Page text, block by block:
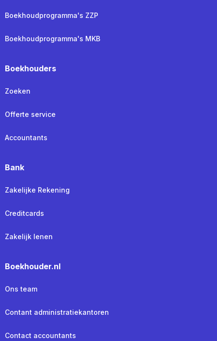
Boekhoudprogramma's ZZP
Boekhoudprogramma's MKB
Boekhouders
Zoeken
Offerte service
Accountants
Bank
Zakelijke Rekening
Creditcards
Zakelijk lenen
Boekhouder.nl
Ons team
Contant administratiekantoren
Contact accountants